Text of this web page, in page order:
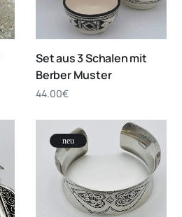
Set aus 3 Schalen mit
Berber Muster
44.00€
neu